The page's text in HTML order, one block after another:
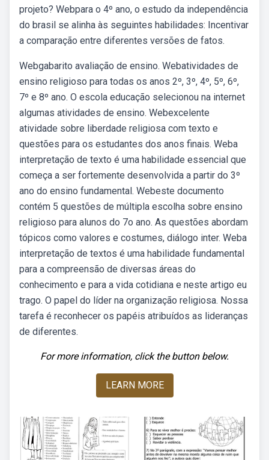
projeto? Webpara o 4º ano, o estudo da independência
do brasil se alinha às seguintes habilidades: Incentivar
a comparação entre diferentes versões de fatos.
Webgabarito avaliação de ensino. Webatividades de
ensino religioso para todas os anos 2º, 3º, 4º, 5º, 6º,
7º e 8º ano. O escola educação selecionou na internet
algumas atividades de ensino. Webexcelente
atividade sobre liberdade religiosa com texto e
questões para os estudantes dos anos finais. Weba
interpretação de texto é uma habilidade essencial que
começa a ser fortemente desenvolvida a partir do 3º
ano do ensino fundamental. Webeste documento
contém 5 questões de múltipla escolha sobre ensino
religioso para alunos do 7o ano. As questões abordam
tópicos como valores e costumes, diálogo inter. Weba
interpretação de textos é uma habilidade fundamental
para a compreensão de diversas áreas do
conhecimento e para a vida cotidiana e neste artigo eu
trago. O papel do líder na organização religiosa. Nossa
tarefa é reconhecer os papéis atribuídos as lideranças
de diferentes.
For more information, click the button below.
LEARN MORE